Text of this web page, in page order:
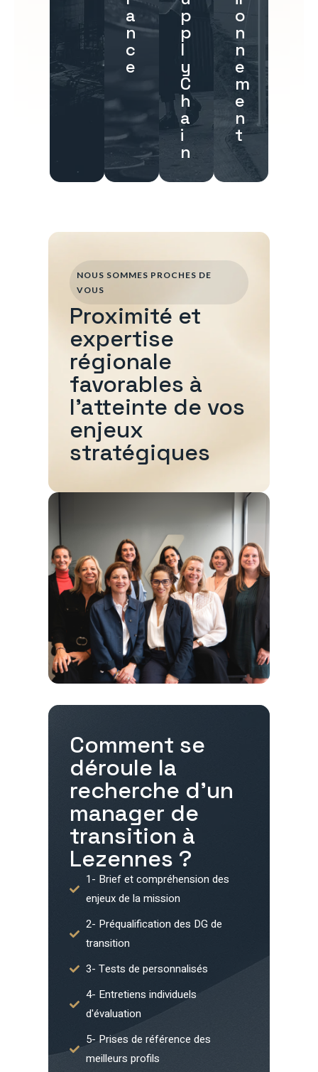
a
n
c
e
p
p
l
y
C
h
a
i
n
o
n
n
e
m
e
n
t
Comment se
déroule la
recherche d'un
manager de
transition à
Lezennes ?
1- Brief et compréhension des
enjeux de la mission
2- Préqualification des DG de
transition
3- Tests de personnalisés
4- Entretiens individuels
d'évaluation
5- Prises de référence des
meilleurs profils
NOUS SOMMES PROCHES DE
VOUS
Proximité et
expertise
régionale
favorables à
l'atteinte de vos
enjeux
stratégiques